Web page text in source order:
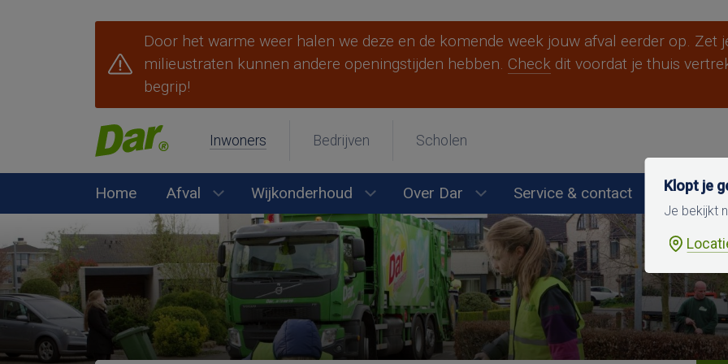
Door het warme weer halen we deze en de komende week jouw afval eerder op. Zet
milieustraten kunnen andere openingstijden hebben. Check dit voordat je thuis
begrip!
Inwoners Bedrijven Scholen
Klopt je
Je bekijkt
Home Afval
Submenu Afval openen
Wijkonderhoud
Submenu Wijkonderhoud openen
Over Dar
Submenu Over Dar openen
Service & contact Werken
Berg en Dal
Heumen Mook en Middelaar Nijmegen
Overbetuwe Wijchen
Ik woon ergens anders